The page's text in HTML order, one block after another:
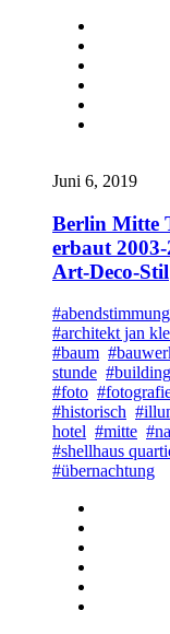
Juni 6, 2019
Berlin Mitte
erbaut
Art-Deco-Stil
#abendstimmung
#architekt jan
#baum
stunde #building
#foto
#historisch
hotel #mitte
#shellhaus
#übernachtung